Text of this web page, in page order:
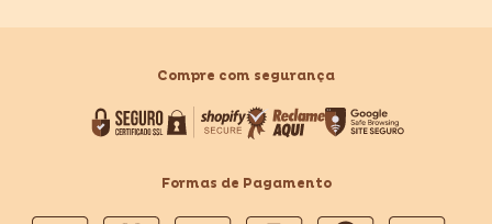
Compre com segurança
Formas de Pagamento